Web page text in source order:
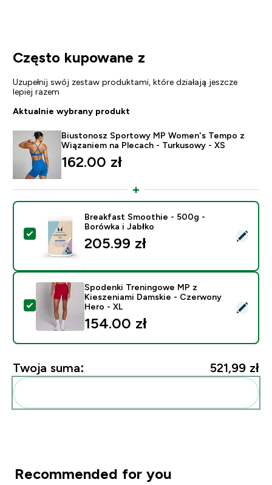
Często kupowane z
Uzupełnij swój zestaw produktami, które działają jeszcze
lepiej razem
Aktualnie wybrany produkt
Biustonosz Sportowy MP Women's Tempo z
Wiązaniem na Plecach - Turkusowy - XS
162.00 zł‎
Wybierz ten produkt - Breakfast Smoothie - 500g -
Breakfast Smoothie - 500g -
Borówka i Jabłko
205.99 zł‎
Wybierz ten produkt - Spodenki Treningowe MP z
Spodenki Treningowe MP z
Kieszeniami Damskie - Czerwony
Hero - XL
154.00 zł‎
Twoja suma: 521,99 zł‎
Recommended for you